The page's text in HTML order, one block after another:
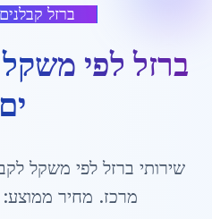
ברזל קבלנים
ברזל לפי
ים
שירותי ברזל לפי משקל
מרכז. מחיר ממוצע: